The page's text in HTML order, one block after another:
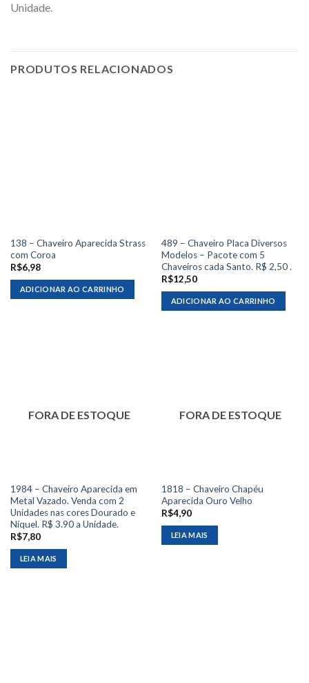
Unidade.
PRODUTOS RELACIONADOS
138 – Chaveiro Aparecida Strass
com Coroa
R$6,98
ADICIONAR AO CARRINHO
489 – Chaveiro Placa Diversos
Modelos – Pacote com 5
Chaveiros cada Santo. R$ 2,50 .
R$12,50
ADICIONAR AO CARRINHO
FORA DE ESTOQUE
1984 – Chaveiro Aparecida em
Metal Vazado. Venda com 2
Unidades nas cores Dourado e
Níquel. R$ 3.90 a Unidade.
R$7,80
LEIA MAIS
FORA DE ESTOQUE
1818 – Chaveiro Chapéu
Aparecida Ouro Velho
R$4,90
LEIA MAIS